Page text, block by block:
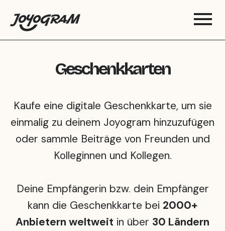
Geschenkkarten
Kaufe eine digitale Geschenkkarte, um sie
einmalig zu deinem Joyogram hinzuzufügen
oder sammle Beiträge von Freunden und
Kolleginnen und Kollegen.
Deine Empfängerin bzw. dein Empfänger
kann die Geschenkkarte bei 2000+
Anbietern weltweit in über 30 Ländern